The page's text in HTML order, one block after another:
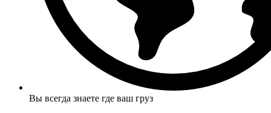
Вы всегда знаете где ваш груз